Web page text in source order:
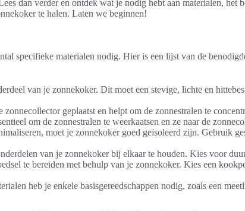
dan verder en ontdek wat je nodig hebt aan materialen, het
te halen. Laten we beginnen!
specifieke materialen nodig. Hier is een lijst van de
van je zonnekoker. Dit moet een stevige, lichte en
geplaatst en helpt om de zonnestralen te
om de zonnestralen te weerkaatsen en ze naar de
moet je zonnekoker goed geïsoleerd zijn. Gebruik
van je zonnekoker bij elkaar te houden. Kies voor
te bereiden met behulp van je zonnekoker. Kies een
heb je enkele basisgereedschappen nodig, zoals een